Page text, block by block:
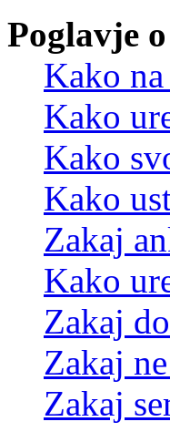
Poglavje
Kako
Kako
Kako
Kako
Zakaj
Kako
Zakaj
Zakaj
Zakaj